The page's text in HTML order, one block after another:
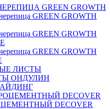
GREEN GROWTH
GREEN GROWTH
GREEN GROWTH
GREEN GROWTH
ЛИСТЫ
ОНДУЛИН
DECOVER